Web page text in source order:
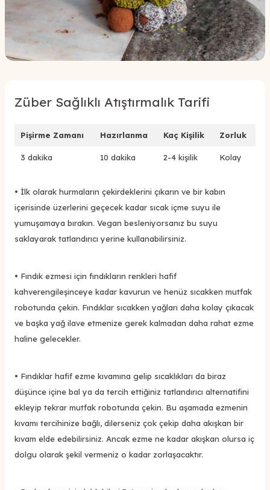
Züber Sağlıklı Atıştırmalık Tarifi
Pişirme Zamanı Hazırlanma Kaç Kişilik Zorluk
3 dakika 10 dakika 2-4 kişilik Kolay
• İlk olarak hurmaların çekirdeklerini çıkarın ve bir kabın
içerisinde üzerlerini geçecek kadar sıcak içme suyu ile
yumuşamaya bırakın. Vegan besleniyorsanız bu suyu
saklayarak tatlandırıcı yerine kullanabilirsiniz.
• Fındık ezmesi için fındıkların renkleri hafif
kahverengileşinceye kadar kavurun ve henüz sıcakken mutfak
robotunda çekin. Fındıklar sıcakken yağları daha kolay çıkacak
ve başka yağ ilave etmenize gerek kalmadan daha rahat ezme
haline gelecekler.
• Fındıklar hafif ezme kıvamına gelip sıcaklıkları da biraz
düşünce içine bal ya da tercih ettiğiniz tatlandırıcı alternatifini
ekleyip tekrar mutfak robotunda çekin. Bu aşamada ezmenin
kıvamı tercihinize bağlı, dilerseniz çok çekip daha akışkan bir
kıvam elde edebilirsiniz. Ancak ezme ne kadar akışkan olursa iç
dolgu olarak şekil vermeniz o kadar zorlaşacaktır.